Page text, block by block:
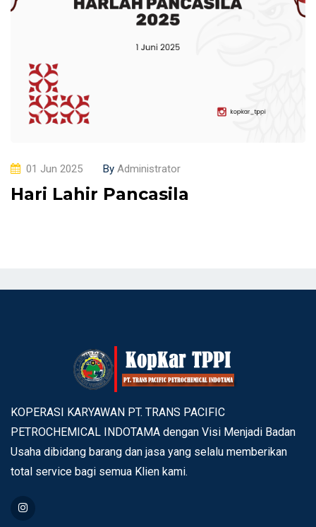
01 Jun 2025 By Administrator
Hari Lahir Pancasila
KOPERASI KARYAWAN PT. TRANS PACIFIC
PETROCHEMICAL INDOTAMA dengan Visi Menjadi Badan
Usaha dibidang barang dan jasa yang selalu memberikan
total service bagi semua Klien kami.